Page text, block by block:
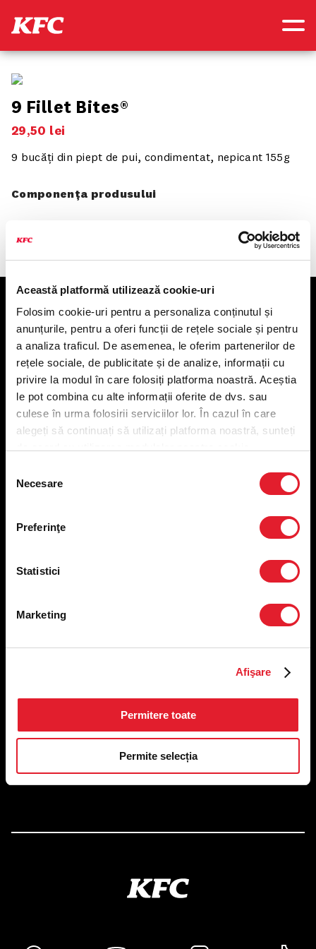
Această platformă utilizează cookie-uri
Folosim cookie-uri pentru a personaliza conținutul și
anunțurile, pentru a oferi funcții de rețele sociale și pentru
a analiza traficul. De asemenea, le oferim partenerilor de
rețele sociale, de publicitate și de analize, informații cu
privire la modul în care folosiți platforma noastră. Aceștia
le pot combina cu alte informații oferite de dvs. sau
culese în urma folosirii serviciilor lor. În cazul în care
alegeți să continuați să utilizați platforma noastră, sunteți
consimțământului
Necesare
Preferinţe
Statistici
Marketing
Afişare
Permitere toate
Permite selecția
9 Fillet Bites®
29,50 lei
9 bucăți din piept de pui, condimentat, nepicant 155g
Componența produsului
KFC
Meniu livrare
Meniu ridicare
Nutriționale și Alergeni
Abonare Newsletter
Contact
Utile
Politica privind prelucrarea datelor
Preferințe cookies
Restaurante
Adresă sediu: Bucureşti Sectorul 1, Calea Dorobanţilor, Nr.
CAMERA 5, Etaj 2